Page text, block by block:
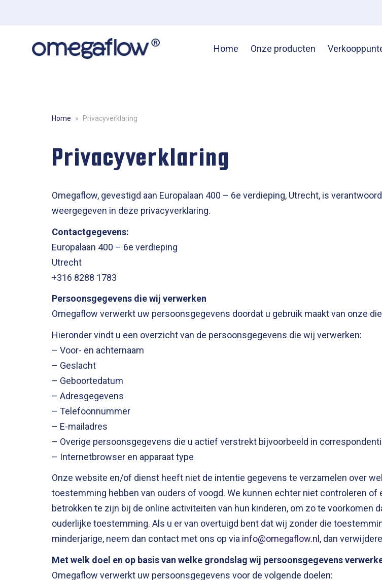
Home Onze producten
Home » Privacyverklaring
Privacyverklaring
Omegaflow, gevestigd aan Europalaan 400 – 6e verdieping, Utrecht, is
weergegeven in deze privacyverklaring.
Contactgegevens:
Europalaan 400 – 6e verdieping
Utrecht
+316 8288 1783
Persoonsgegevens die wij verwerken
Omegaflow verwerkt uw persoonsgegevens doordat u gebruik maakt van onze
Hieronder vindt u een overzicht van de persoonsgegevens die wij verwerken:
– Voor- en achternaam
– Geslacht
– Geboortedatum
– Adresgegevens
– Telefoonnummer
– E-mailadres
– Overige persoonsgegevens die u actief verstrekt bijvoorbeeld in
– Internetbrowser en apparaat type
Onze website en/of dienst heeft niet de intentie gegevens te verzamelen over
toestemming hebben van ouders of voogd. We kunnen echter niet controleren of
betrokken te zijn bij de online activiteiten van hun kinderen, om zo te voorkomen
ouderlijke toestemming. Als u er van overtuigd bent dat wij zonder die
minderjarige, neem dan contact met ons op via info@omegaflow.nl , dan
Met welk doel en op basis van welke grondslag wij persoonsgegevens
Omegaflow verwerkt uw persoonsgegevens voor de volgende doelen: